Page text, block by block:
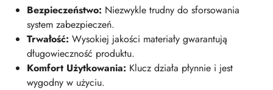
Bezpieczeństwo: Niezwykle trudny do sforsowania
system zabezpieczeń.
Trwałość: Wysokiej jakości materiały gwarantują
długowieczność produktu.
Komfort Użytkowania: Klucz działa płynnie i jest
wygodny w użyciu.